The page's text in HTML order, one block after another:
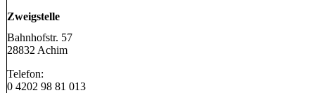
Zweigstelle
Bahnhofstr. 57
28832 Achim
Telefon:
0 4202 98 81 013